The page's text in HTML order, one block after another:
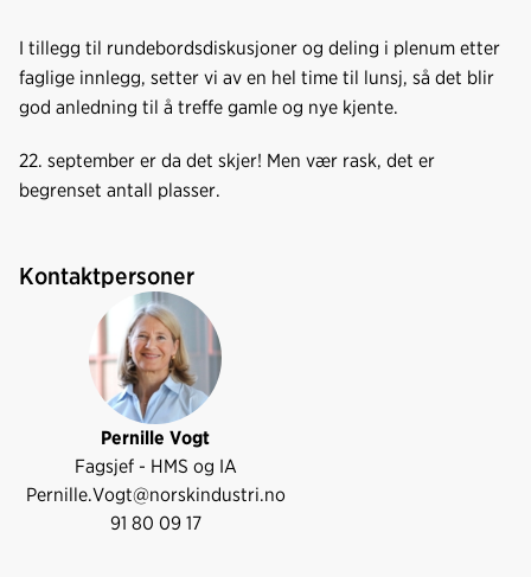
I tillegg til rundebordsdiskusjoner og deling i plenum etter
faglige innlegg, setter vi av en hel time til lunsj, så det blir
god anledning til å treffe gamle og nye kjente.
22. september er da det skjer! Men vær rask, det er
begrenset antall plasser.
Kontaktpersoner
Pernille Vogt
Fagsjef - HMS og IA
Pernille.Vogt@norskindustri.no
91 80 09 17